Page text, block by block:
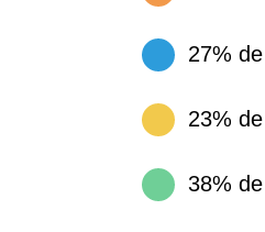
27%
23%
38%